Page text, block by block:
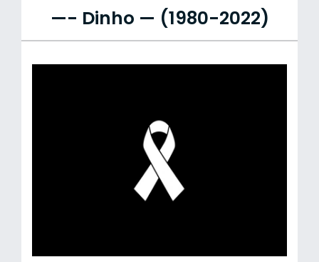
—- Dinho — (1980-2022)